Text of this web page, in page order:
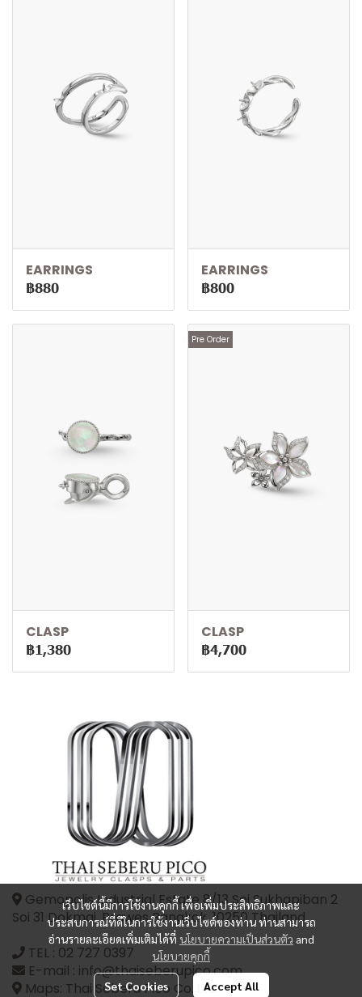
EARRINGS
฿880
EARRINGS
฿800
CLASP
฿1,380
Pre Order
CLASP
฿4,700
เว็บไซต์นี้มีการใช้งานคุกกี้ เพื่อเพิ่มประสิทธิภาพและ
ประสบการณ์ที่ดีในการใช้งานเว็บไซต์ของท่าน ท่านสามารถ
อ่านรายละเอียดเพิ่มเติมได้ที่ นโยบายความเป็นส่วนตัว and
นโยบายคุกกี้
Set Cookies Accept All
Gemopolis Industrial Estate 8/13 Soi Sukhapiban 2
Soi 31 Dokmai, Prawes Bangkok, 10250 Thailand
TEL : 02 727 0397
E-mail : info@thaiseberupico.com
Maps: Thai Seberu Pico Co.,Ltd.